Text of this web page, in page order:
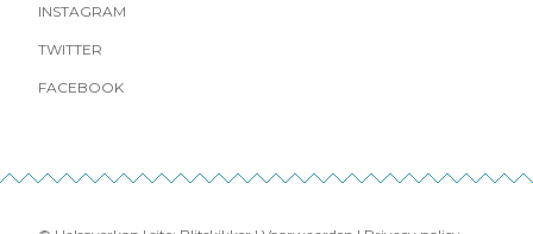
INSTAGRAM
TWITTER
FACEBOOK